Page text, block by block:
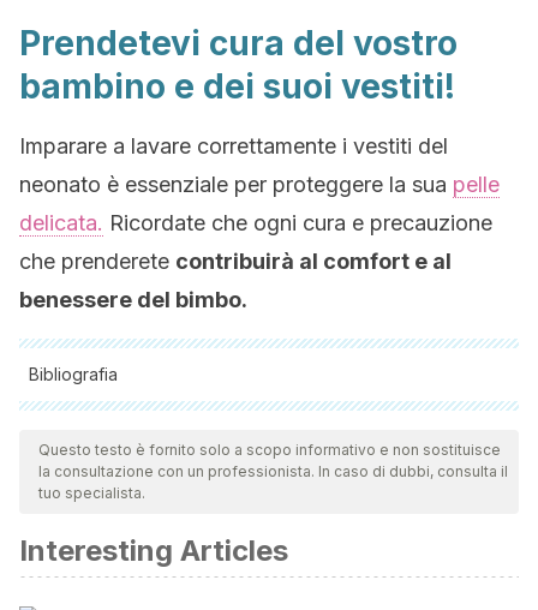
Prendetevi cura del vostro
bambino e dei suoi vestiti!
Imparare a lavare correttamente i vestiti del
neonato è essenziale per proteggere la sua pelle
delicata. Ricordate che ogni cura e precauzione
che prenderete contribuirà al comfort e al
benessere del bimbo.
Bibliografia
Tutte le fonti citate sono state esaminate a fondo dal nostro
team per garantirne la qualità, l'affidabilità, l'attualità e la
validità. La bibliografia di questo articolo è stata considerata
Cleveland Clinic. (16 de marzo de 2021).
Detergent Causing Your Child’s Skin Rash?.
Questo testo è fornito solo a scopo informativo e non sostituisce
la consultazione con un professionista. In caso di dubbi, consulta il
tuo specialista.
Interesting Articles